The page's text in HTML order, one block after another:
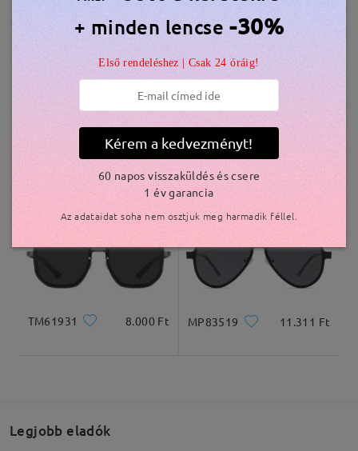
szállítási idő
5-7 munkanap részletek
Kiszállítva
Hasonló keretek
TR50236 8.500 Ft TM88543 6.800 Ft
TM61931 8.000 Ft MP83519 11.311 Ft
Legjobb eladók
+ minden lencse -30%
Első rendeléshez | Csak 24 óráig!
Kérem a kedvezményt!
60 napos visszaküldés és csere
1 év garancia
Az adataidat soha nem osztjuk meg harmadik féllel.